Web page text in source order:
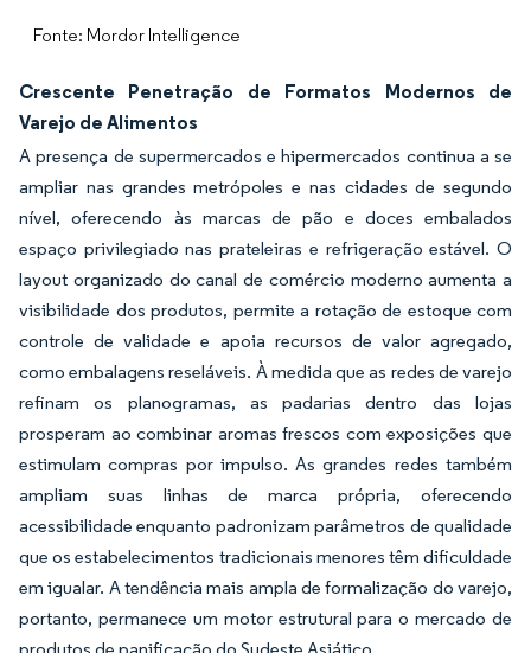
Fonte: Mordor Intelligence
Crescente Penetração de Formatos Modernos de
Varejo de Alimentos
A presença de supermercados e hipermercados continua a se
ampliar nas grandes metrópoles e nas cidades de segundo
nível, oferecendo às marcas de pão e doces embalados
espaço privilegiado nas prateleiras e refrigeração estável. O
layout organizado do canal de comércio moderno aumenta a
visibilidade dos produtos, permite a rotação de estoque com
controle de validade e apoia recursos de valor agregado,
como embalagens reseláveis. À medida que as redes de varejo
refinam os planogramas, as padarias dentro das lojas
prosperam ao combinar aromas frescos com exposições que
estimulam compras por impulso. As grandes redes também
ampliam suas linhas de marca própria, oferecendo
acessibilidade enquanto padronizam parâmetros de qualidade
que os estabelecimentos tradicionais menores têm dificuldade
em igualar. A tendência mais ampla de formalização do varejo,
portanto, permanece um motor estrutural para o mercado de